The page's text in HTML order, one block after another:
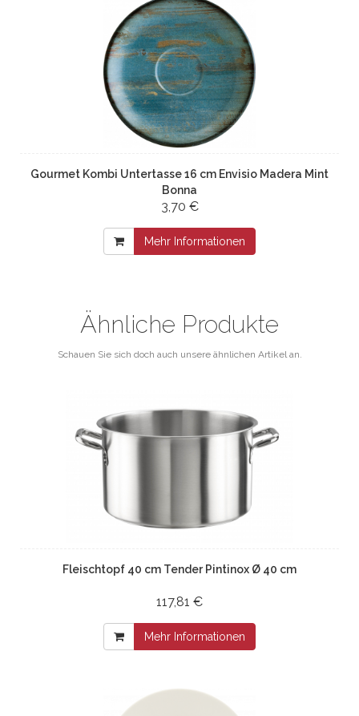
Gourmet Kombi Untertasse 16 cm Envisio Madera Mint
Bonna
3,70 €
Mehr Informationen
Ähnliche Produkte
Schauen Sie sich doch auch unsere ähnlichen Artikel an.
Fleischtopf 40 cm Tender Pintinox Ø 40 cm
117,81 €
Mehr Informationen